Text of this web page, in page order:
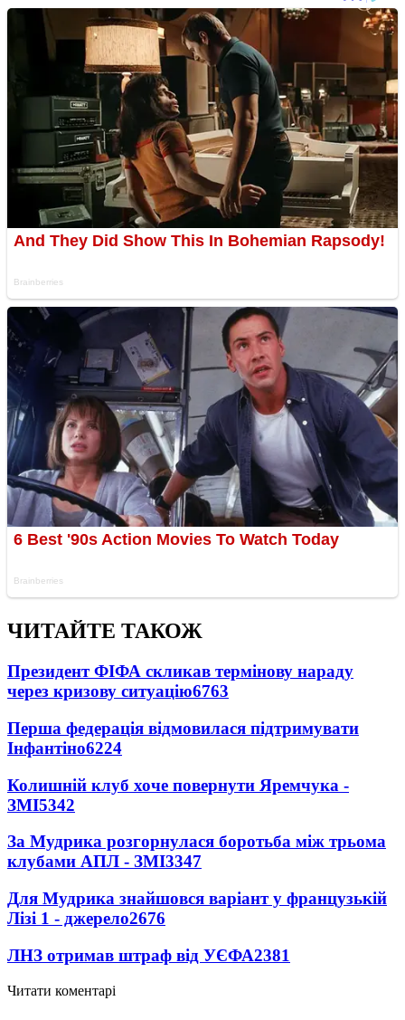
ЧИТАЙТЕ ТАКОЖ
Президент ФІФА скликав термінову нараду
через кризову ситуацію6763
Перша федерація відмовилася підтримувати
Інфантіно6224
Колишній клуб хоче повернути Яремчука -
ЗМІ5342
За Мудрика розгорнулася боротьба між трьома
клубами АПЛ - ЗМІ3347
Для Мудрика знайшовся варіант у французькій
Лізі 1 - джерело2676
ЛНЗ отримав штраф від УЄФА2381
Читати коментарі